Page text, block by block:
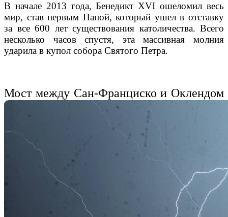
В начале 2013 года,Бенедикт XVI ошеломил весь
мир, ставпервым Папой, который ушел в отставку
за все 600 лет существования католичества. Всего
несколько часов
спустя, эта массивная молния
ударила в купол собора Святого Петра.
Мост между Сан-Франциско и Оклендом